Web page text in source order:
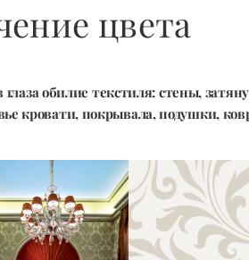
цвета
обилие текстиля: стены,
кровати, покрывала, подушки,